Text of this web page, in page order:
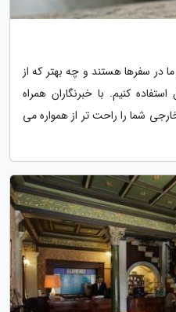
در سفرها هستند و چه بهتر که از
کنیم. با خبرنگاران همراه
خارجی شما را راحت تر از همواره می